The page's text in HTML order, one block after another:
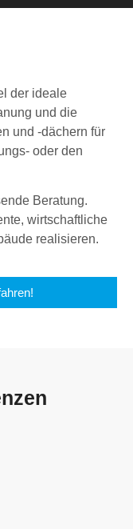
der ideale
und die
und -dächern für
oder den
Beratung.
wirtschaftliche
realisieren.